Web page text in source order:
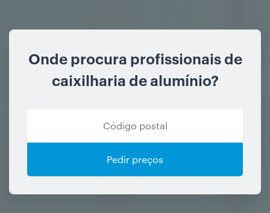
Onde procura profissionais de
caixilharia de alumínio?
Pedir preços